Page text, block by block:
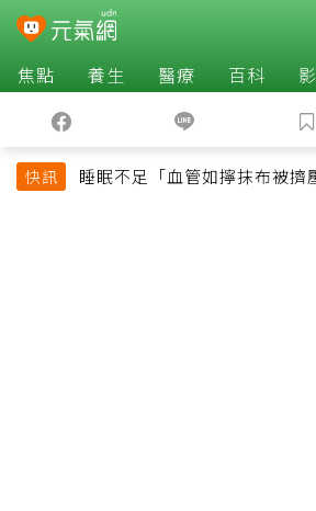
焦點 養生 醫療 百科
快訊
睡眠不足「血管如擰抹布被擠